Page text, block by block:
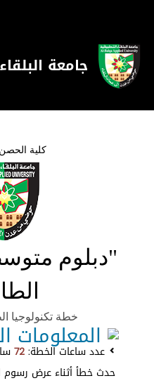
جامعة
كلية
"دبلوم
خطة تكنولوجيا
المعلومات
عدد ساعات الخطة:72
حدث خطأ أثناء عرض رسوم